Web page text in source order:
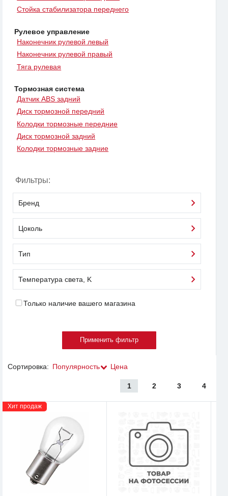
Стойка стабилизатора переднего
Рулевое управление
Наконечник рулевой левый
Наконечник рулевой правый
Тяга рулевая
Тормозная система
Датчик ABS задний
Диск тормозной передний
Колодки тормозные передние
Диск тормозной задний
Колодки тормозные задние
Фильтры:
Бренд
Цоколь
Тип
Температура света, K
Только наличие вашего магазина
Сортировка: Популярность Цена
1 2 3 4
Хит продаж